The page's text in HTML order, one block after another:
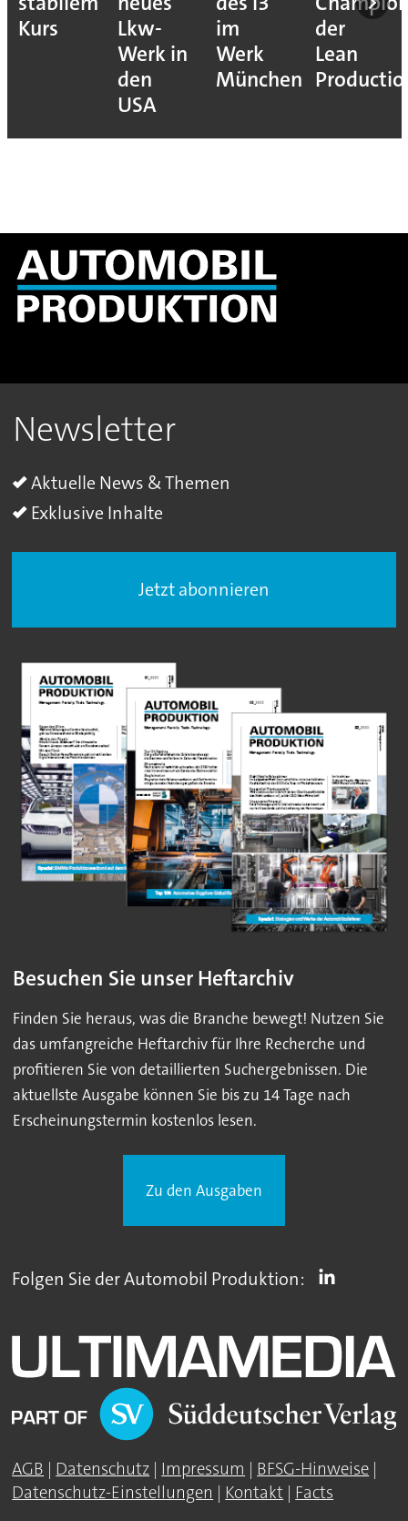
Kurs
Lkw-
Werk in
den
USA
im
Werk
München
der
Lean
Newsletter
Aktuelle News & Themen
Exklusive Inhalte
Jetzt abonnieren
Besuchen Sie unser Heftarchiv
Finden Sie heraus, was die Branche bewegt! Nutzen Sie
das umfangreiche Heftarchiv für Ihre Recherche und
profitieren Sie von detaillierten Suchergebnissen. Die
aktuellste Ausgabe können Sie bis zu 14 Tage nach
Erscheinungstermin kostenlos lesen.
Zu den Ausgaben
Folgen Sie der Automobil Produktion:
AGB | Datenschutz | Impressum | BFSG-Hinweise |
Datenschutz-Einstellungen | Kontakt | Facts